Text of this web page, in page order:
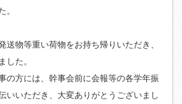
。
送物等重い荷物をお持ち帰りいただき、
した。
の方には、幹事会前に会報等の各学年振
いいただき、大変ありがとうございまし